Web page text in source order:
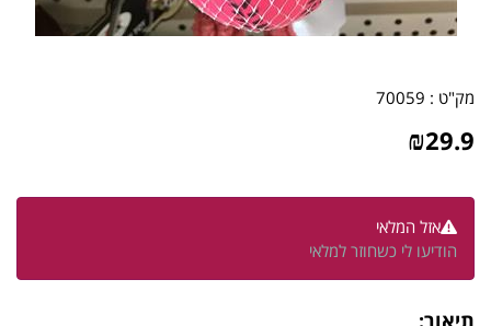
מק"ט : 70059
₪29.9
אזל המלאי
הודיעו לי כשחוזר למלאי
תיאור: